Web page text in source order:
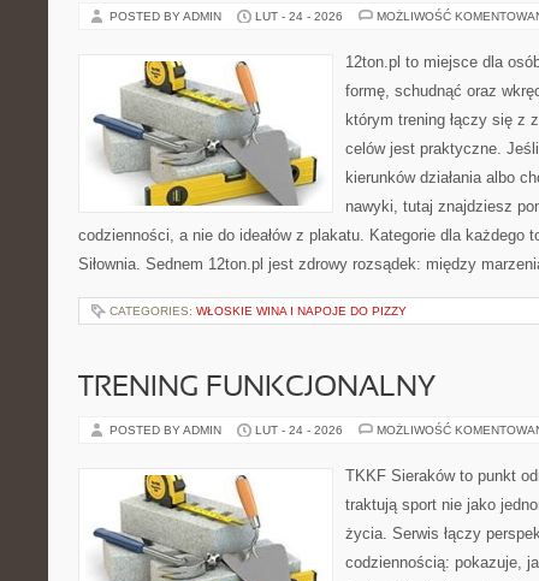
POSTED BY ADMIN LUT - 24 - 2026 MOŻLIWOŚĆ
12ton.pl to miejsce dla
formę, schudnąć oraz
którym trening łączy się z
celów jest praktyczne.
kierunków działania albo
nawyki, tutaj znajdziesz
codzienności, a nie do ideałów z plakatu. Kategorie dla każdego
Siłownia. Sednem 12ton.pl jest zdrowy rozsądek: między
CATEGORIES: WŁOSKIE WINA I NAPOJE DO PIZZY
TRENING FUNKCJONALNY
POSTED BY ADMIN LUT - 24 - 2026 MOŻLIWOŚĆ
TKKF Sieraków to punkt
traktują sport nie jako
życia. Serwis łączy
codziennością: pokazuje,